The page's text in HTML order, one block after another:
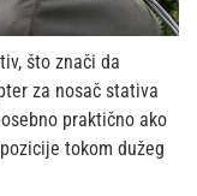
što znači da
za nosač stativa
praktično ako
tokom dužeg